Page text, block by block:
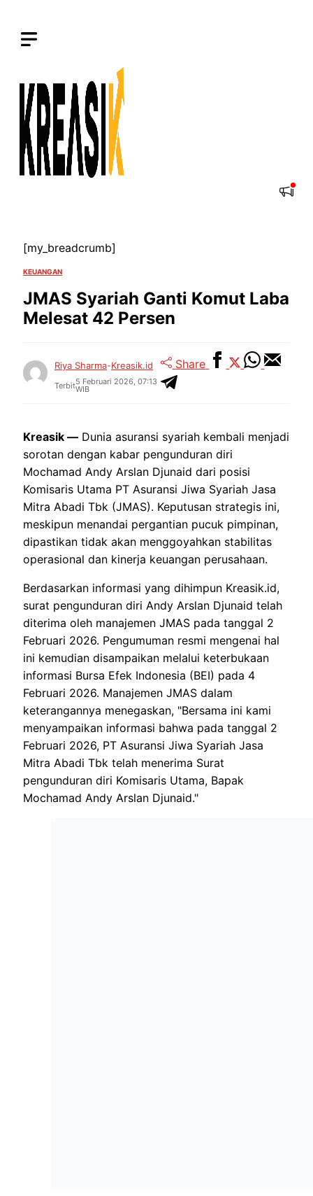
content
[my_breadcrumb]
KEUANGAN
JMAS Syariah Ganti Komut Laba
Melesat 42 Persen
Riya Sharma-Kreasik.id
Terbit5 Februari 2026, 07:13
WIB
Share
Kreasik — Dunia asuransi syariah kembali menjadi
sorotan dengan kabar pengunduran diri
Mochamad Andy Arslan Djunaid dari posisi
Komisaris Utama PT Asuransi Jiwa Syariah Jasa
Mitra Abadi Tbk (JMAS). Keputusan strategis ini,
meskipun menandai pergantian pucuk pimpinan,
dipastikan tidak akan menggoyahkan stabilitas
operasional dan kinerja keuangan perusahaan.
Berdasarkan informasi yang dihimpun Kreasik.id,
surat pengunduran diri Andy Arslan Djunaid telah
diterima oleh manajemen JMAS pada tanggal 2
Februari 2026. Pengumuman resmi mengenai hal
ini kemudian disampaikan melalui keterbukaan
informasi Bursa Efek Indonesia (BEI) pada 4
Februari 2026. Manajemen JMAS dalam
keterangannya menegaskan, "Bersama ini kami
menyampaikan informasi bahwa pada tanggal 2
Februari 2026, PT Asuransi Jiwa Syariah Jasa
Mitra Abadi Tbk telah menerima Surat
pengunduran diri Komisaris Utama, Bapak
Mochamad Andy Arslan Djunaid."